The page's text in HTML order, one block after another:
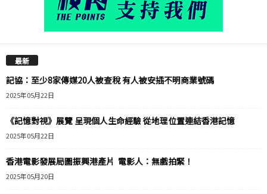
最新
記協：至少8家傳媒20人被查稅 有人被安插不明商業號碼
2025年05月22日
《記憶對視》展覽 呈現個人生命經驗 從地理位置連結香港記憶
2025年05月22日
香港電影發展局圖振興港產片 電影人：無戲拍緊！
2025年05月20日